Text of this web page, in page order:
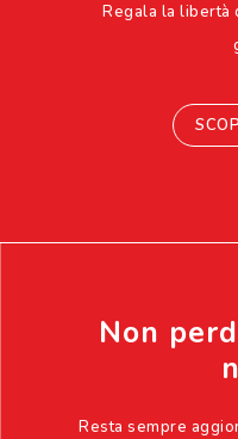
Regala la libertà
Non
Resta sempre